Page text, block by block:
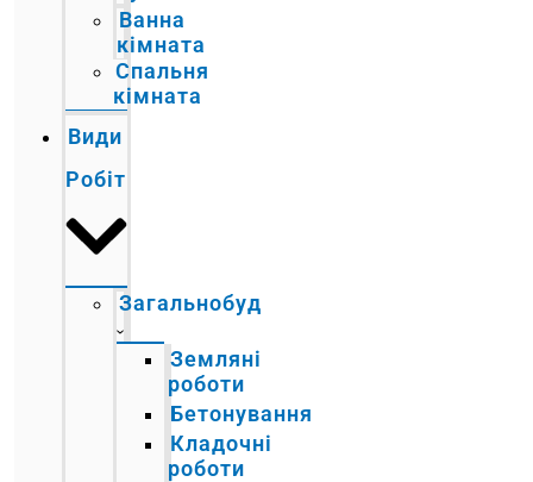
Ванна
кімната
Спальня
кімната
Види
Робіт
Загальнобуд
Земляні
роботи
Бетонування
Кладочні
роботи